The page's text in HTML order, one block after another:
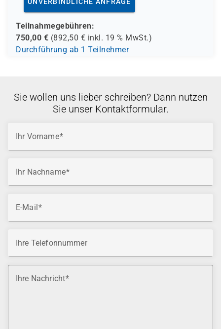
Teilnahmegebühren:
750,00 € (892,50 € inkl. 19 % MwSt.)
Durchführung ab 1 Teilnehmer
Sie wollen uns lieber schreiben? Dann nutzen
Sie unser Kontaktformular.
Ihr Vorname
Ihr Nachname
E-Mail
Ihre Telefonnummer
Ihre Nachricht